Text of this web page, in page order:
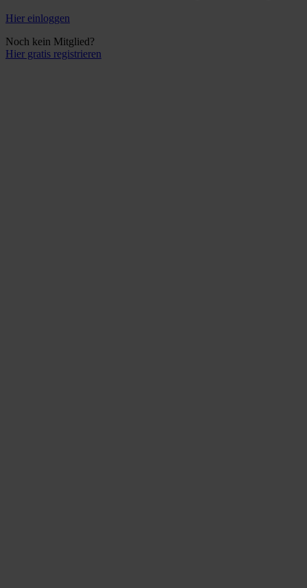
Hier einloggen
Noch kein Mitglied?
Hier gratis registrieren